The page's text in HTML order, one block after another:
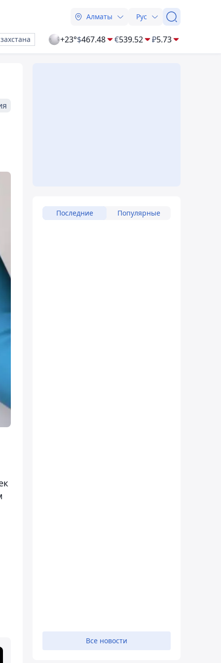
Алматы Рус
+23°$467.48 €539.52 ₽5.73
Последние Популярные
Все новости